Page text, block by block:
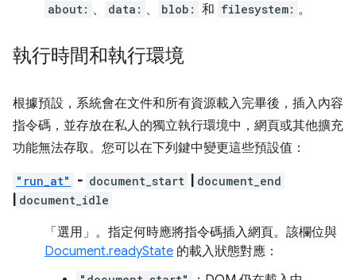
about: 、 data: 、 blob: 和 filesystem: 。
執行時間和執行環境
根據預設，系統會在文件和所有資源載入完畢後，插入內容
指令碼，並存放在私人的獨立執行環境中，網頁或其他擴充
功能無法存取。您可以在下列鍵中變更這些預設值：
"run_at" - document_start document_end
document_idle
「選用」 。指定何時應將指令碼插入網頁。該欄位與
Document.readyState 的載入狀態對應：